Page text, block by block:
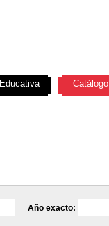
Año exacto:
Educativa Catálogo